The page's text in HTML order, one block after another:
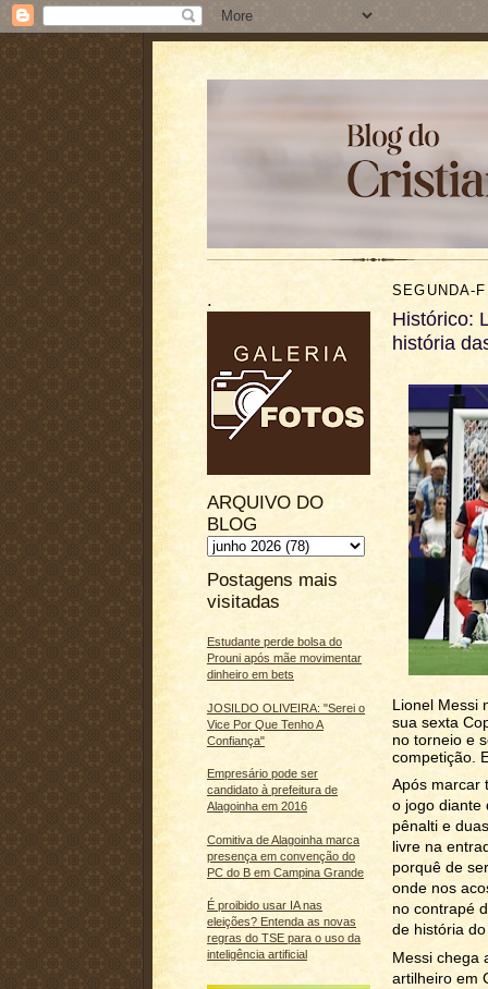
.
ARQUIVO DO
BLOG
Postagens mais
visitadas
Estudante perde bolsa do
Prouni após mãe movimentar
dinheiro em bets
JOSILDO OLIVEIRA: "Serei o
Vice Por Que Tenho A
Confiança"
Empresário pode ser
candidato à prefeitura de
Alagoinha em 2016
Comitiva de Alagoinha marca
presença em convenção do
PC do B em Campina Grande
É proibido usar IA nas
eleições? Entenda as novas
regras do TSE para o uso da
inteligência artificial
SEGUNDA-
Histórico:
história
Lionel Messi
sua sexta
no torneio e
competição.
Após marcar
o jogo diante
pênalti e
livre na
porquê de
onde nos
no contrapé
de história
Messi chega
artilheiro em